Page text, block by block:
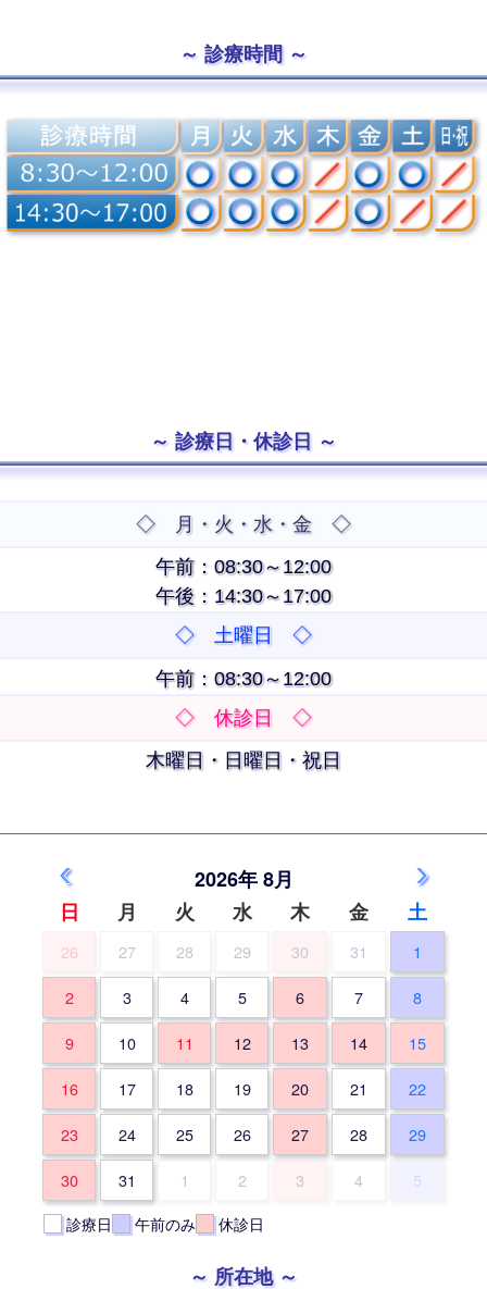
診療時間
診療日・休診日
◇ 月・火・水・金 ◇
午前：08:30～12:00
午後：14:30～17:00
◇ 土曜日 ◇
午前：08:30～12:00
◇ 休診日 ◇
木曜日・日曜日・祝日
‹ 2026年 8月 ›
日 月 火 水 木 金 土
26 27 28 29 30 31
1
2
3 4 5 6 7
8
9
10 11 12 13 14
15
16
17 18 19 20 21
22
23
24 25 26 27 28
29
30
31 1 2 3 4
5
診療日
午前のみ 休診日
所在地